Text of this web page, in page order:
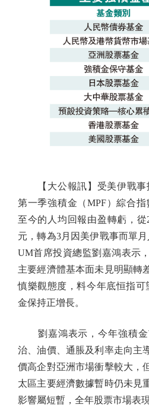
【大公報訊】受美伊戰事
第一季強積金（MPF）綜合
至今的人均回報由盈轉虧，
元，轉為3月因美伊戰事而單
UM首席投資總監劉嘉鴻表示
主要經濟體基本面未見明顯轉
慎樂觀態度，料今年底恒指可
金保持正增長。
劉嘉鴻表示，今年強積金
治、油價、通脹及利率走向主
價高企對亞洲市場衝擊較大，
太區主要經濟數據暫時仍未見
影響屬短暫，全年股票市場表